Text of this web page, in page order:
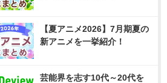
【夏アニメ2026】7月期夏の
新アニメを一挙紹介！
芸能界を志す10代～20代を